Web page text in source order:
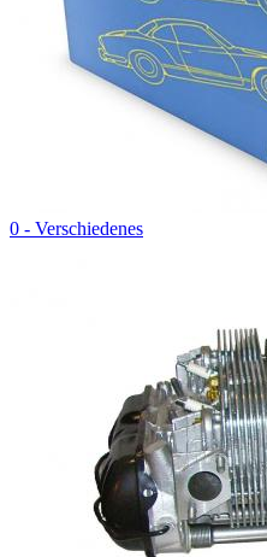
0 - Verschiedenes